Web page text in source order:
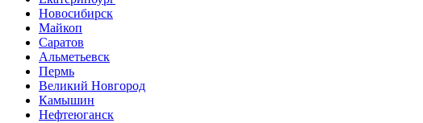
Новосибирск
Майкоп
Саратов
Альметьевск
Пермь
Великий Новгород
Камышин
Нефтеюганск